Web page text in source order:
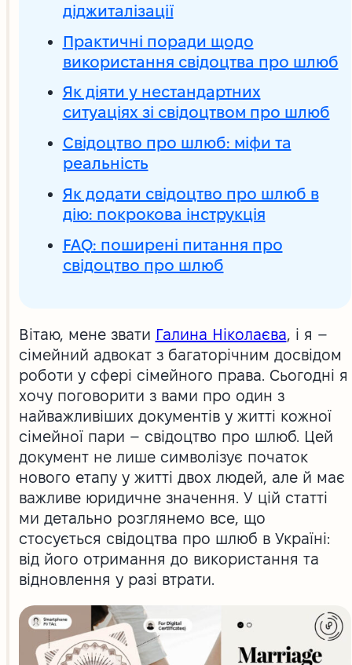
діджиталізації
Практичні поради щодо
використання свідоцтва про шлюб
Як діяти у нестандартних
ситуаціях зі свідоцтвом про шлюб
Свідоцтво про шлюб: міфи та
реальність
Як додати свідоцтво про шлюб в
дію: покрокова інструкція
FAQ: поширені питання про
свідоцтво про шлюб
Вітаю, мене звати Галина Ніколаєва, і я –
сімейний адвокат з багаторічним досвідом
роботи у сфері сімейного права. Сьогодні я
хочу поговорити з вами про один з
найважливіших документів у житті кожної
сімейної пари – свідоцтво про шлюб. Цей
документ не лише символізує початок
нового етапу у житті двох людей, але й має
важливе юридичне значення. У цій статті
ми детально розглянемо все, що
стосується свідоцтва про шлюб в Україні:
від його отримання до використання та
відновлення у разі втрати.